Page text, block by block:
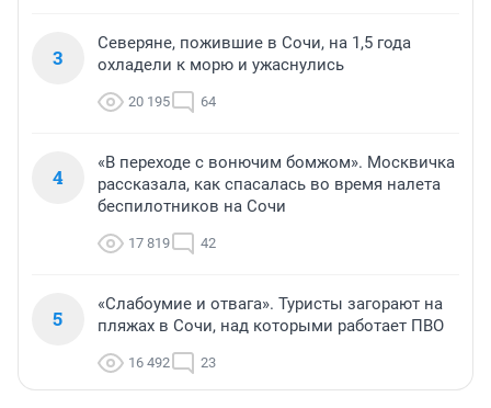
3
Северяне, пожившие в Сочи, на 1,5 года
охладели к морю и ужаснулись
20 195 64
4
«В переходе с вонючим бомжом». Москвичка
рассказала, как спасалась во время налета
беспилотников на Сочи
17 819 42
5
«Слабоумие и отвага». Туристы загорают на
пляжах в Сочи, над которыми работает ПВО
16 492 23